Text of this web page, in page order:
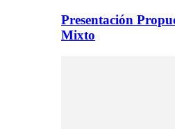
Presentación
Mixto